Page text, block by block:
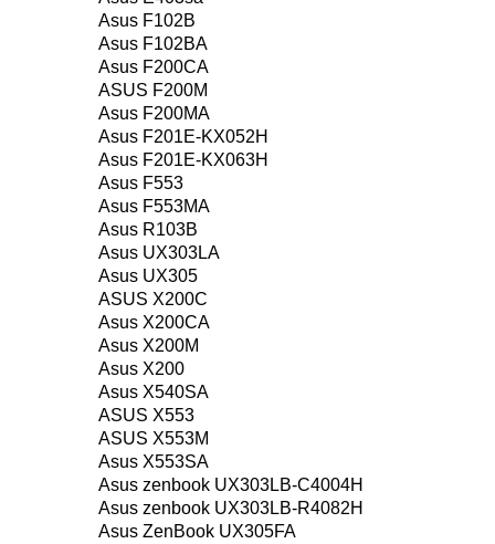
Asus F102B
Asus F102BA
Asus F200CA
ASUS F200M
Asus F200MA
Asus F201E-KX052H
Asus F201E-KX063H
Asus F553
Asus F553MA
Asus R103B
Asus UX303LA
Asus UX305
ASUS X200C
Asus X200CA
Asus X200M
Asus X200
Asus X540SA
ASUS X553
ASUS X553M
Asus X553SA
Asus zenbook UX303LB-C4004H
Asus zenbook UX303LB-R4082H
Asus ZenBook UX305FA